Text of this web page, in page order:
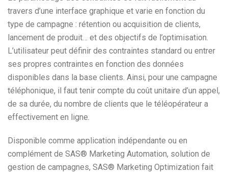
travers d’une interface graphique et varie en fonction du
type de campagne : rétention ou acquisition de clients,
lancement de produit… et des objectifs de l’optimisation.
L’utilisateur peut définir des contraintes standard ou entrer
ses propres contraintes en fonction des données
disponibles dans la base clients. Ainsi, pour une campagne
téléphonique, il faut tenir compte du coût unitaire d’un appel,
de sa durée, du nombre de clients que le téléopérateur a
effectivement en ligne.
Disponible comme application indépendante ou en
complément de SAS® Marketing Automation, solution de
gestion de campagnes, SAS® Marketing Optimization fait